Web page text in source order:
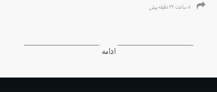
۸ ساعت ۲۳ دقیقه پیش
ادامه